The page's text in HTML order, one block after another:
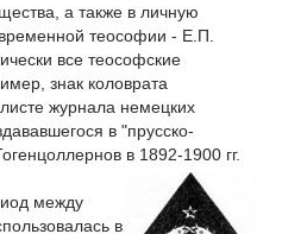
а также в личную
теософии - Е.П.
все теософские
знак коловрата
журнала немецких
в "прусско-
в 1892-1900 гг.
между
в